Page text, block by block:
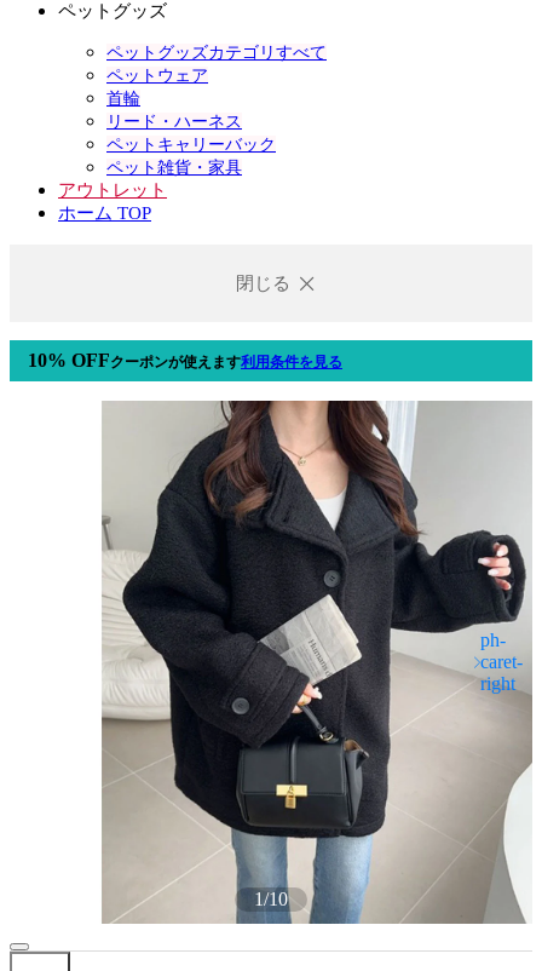
ペットグッズ
ペットグッズカテゴリすべて
ペットウェア
首輪
リード・ハーネス
ペットキャリーバック
ペット雑貨・家具
アウトレット
ホーム TOP
閉じる
10% OFFクーポンが使えます利用条件を見る
1/10